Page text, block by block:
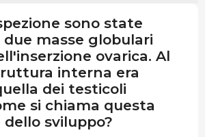
sono state
masse globulari
ovarica. Al
interna era
dei testicoli
si chiama questa
sviluppo?